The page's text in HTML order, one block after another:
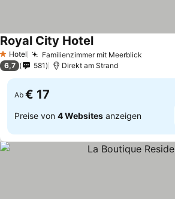
1 Sterne
Hotel Familienzimmer mit Meerblick
Royal City Hotel
6,7 581 Direkt am Strand
Ab € 17
Preise von 4 Websites anzeigen